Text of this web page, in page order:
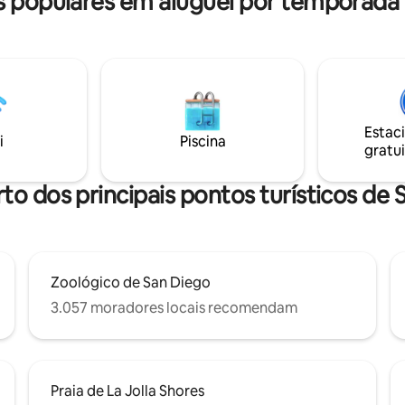
inesquecíveis! Não é
ser adicionado por uma taxa
Piscina
dos principais pontos turísticos de
Zoológico de San Diego
3.057 moradores locais recomendam
Praia de La Jolla Shores